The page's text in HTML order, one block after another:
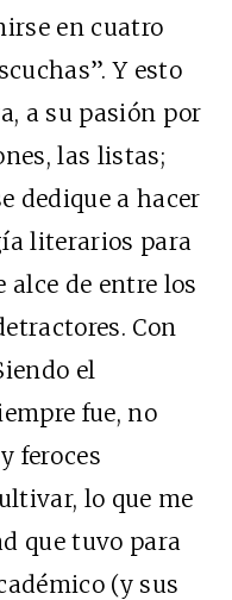
en cuatro
Y esto
a su pasión por
las listas;
dedique a hacer
literarios para
alce de entre los
Con
el
fue, no
feroces
lo que me
que tuvo para
(y sus